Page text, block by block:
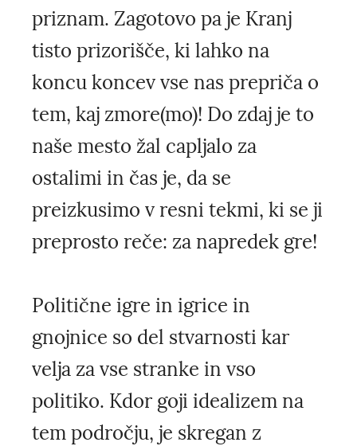
priznam. Zagotovo pa je Kranj
tisto prizorišče, ki lahko na
koncu koncev vse nas prepriča o
tem, kaj zmore(mo)! Do zdaj je to
naše mesto žal capljalo za
ostalimi in čas je, da se
preizkusimo v resni tekmi, ki se ji
preprosto reče: za napredek gre!
Politične igre in igrice in
gnojnice so del stvarnosti kar
velja za vse stranke in vso
politiko. Kdor goji idealizem na
tem področju, je skregan z